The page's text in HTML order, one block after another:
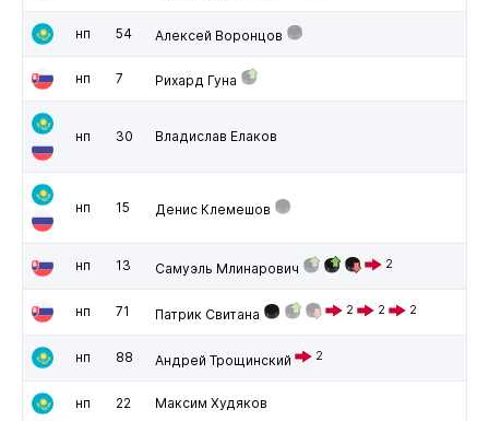
нп 54 Алексей Воронцов
нп 7 Рихард Гуна
нп 30 Владислав Елаков
нп 15 Денис Клемешов
нп 13 Самуэль Млинарович 2
нп 71 Патрик Свитана 2 2 2
нп 88 Андрей Трощинский 2
нп 22 Максим Худяков